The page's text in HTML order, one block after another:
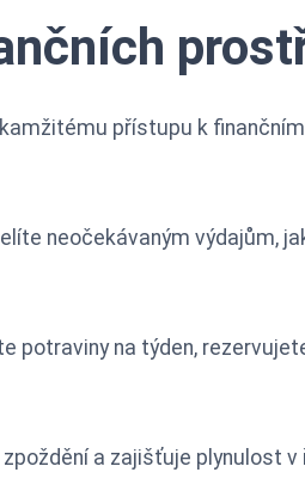
přístupu k
neočekávaným výdajům,
potraviny na týden,
a zajišťuje plynulost v